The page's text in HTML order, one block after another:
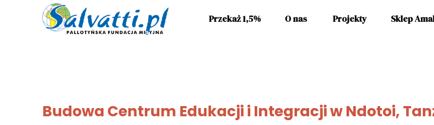
Przekaż 1,5% O nas Projekty Sklep
Budowa Centrum Edukacji i Integracji w Ndotoi,